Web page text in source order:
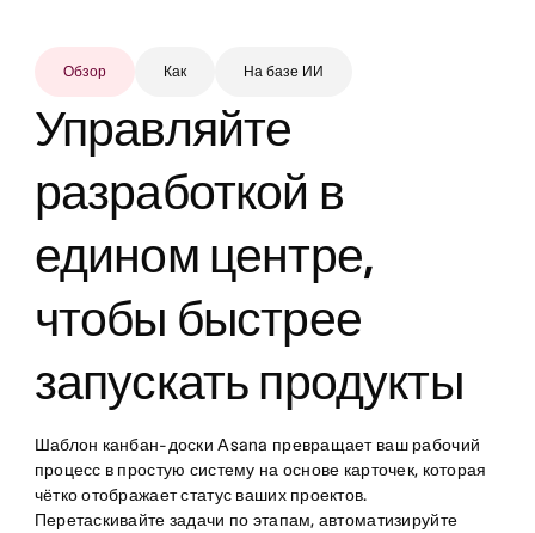
Обзор Как На базе ИИ
Управляйте
разработкой в
едином центре,
чтобы быстрее
запускать продукты
Шаблон канбан-доски Asana превращает ваш рабочий
процесс в простую систему на основе карточек, которая
чётко отображает статус ваших проектов.
Перетаскивайте задачи по этапам, автоматизируйте